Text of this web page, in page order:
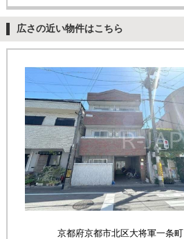
広さの近い物件はこちら
京都府京都市北区大将軍一条町